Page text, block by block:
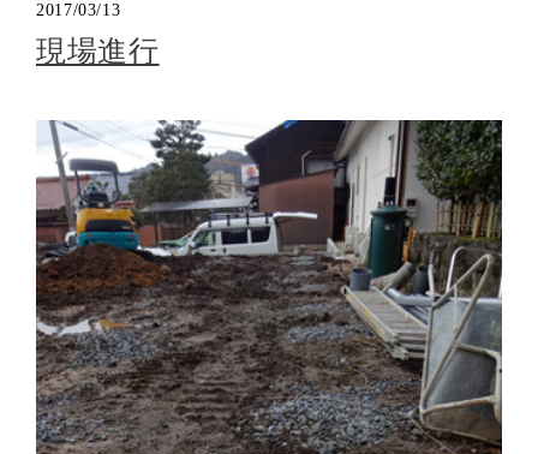
2017/03/13
現場進行